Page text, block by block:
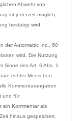
Abwehr von
ist jederzeit möglich,
der Automattic Inc., 60
wird. Die Nutzung
Sinne des Art. 6 Abs. 1
echter Menschen
Kommentarangaben
und für
ein Kommentar als
hinaus gespeichert.